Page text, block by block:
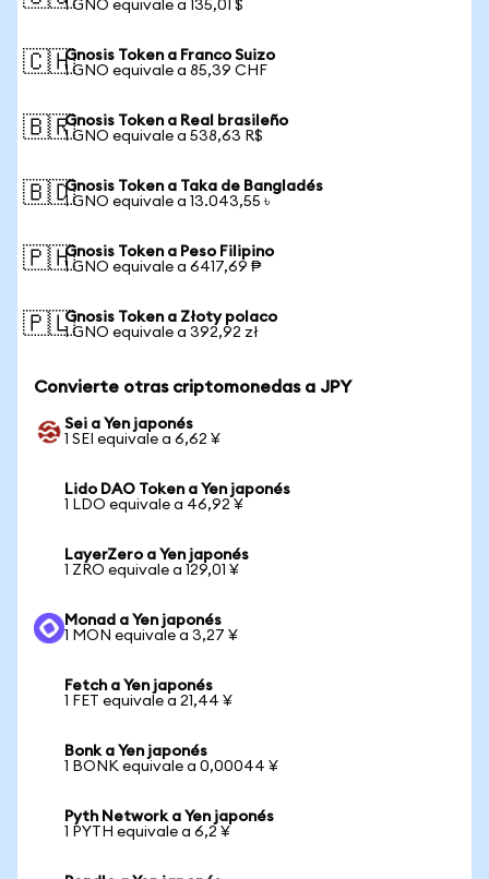
1 GNO equivale a 135,01 $
🇨🇭Gnosis Token a Franco Suizo
1 GNO equivale a 85,39 CHF
🇧🇷Gnosis Token a Real brasileño
1 GNO equivale a 538,63 R$
🇧🇩Gnosis Token a Taka de Bangladés
1 GNO equivale a 13.043,55 ৳
🇵🇭Gnosis Token a Peso Filipino
1 GNO equivale a 6417,69 ₱
🇵🇱Gnosis Token a Złoty polaco
1 GNO equivale a 392,92 zł
Convierte otras criptomonedas a JPY
Sei a Yen japonés
1 SEI equivale a 6,62 ¥
Lido DAO Token a Yen japonés
1 LDO equivale a 46,92 ¥
LayerZero a Yen japonés
1 ZRO equivale a 129,01 ¥
Monad a Yen japonés
1 MON equivale a 3,27 ¥
Fetch a Yen japonés
1 FET equivale a 21,44 ¥
Bonk a Yen japonés
1 BONK equivale a 0,00044 ¥
Pyth Network a Yen japonés
1 PYTH equivale a 6,2 ¥